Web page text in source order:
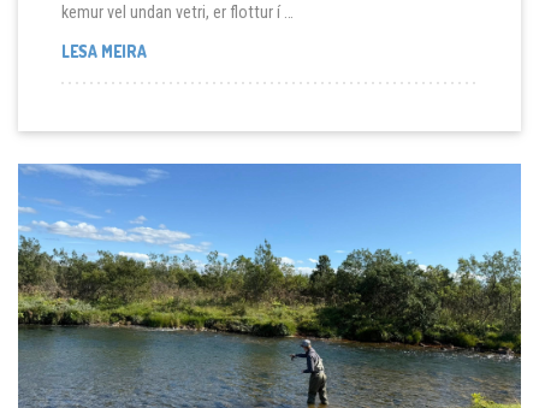
kemur vel undan vetri, er flottur í …
LESA MEIRAFRÁBÆR OPNUN Á MIÐSVÆÐINU Í LAXÁ Í AÐALDAL